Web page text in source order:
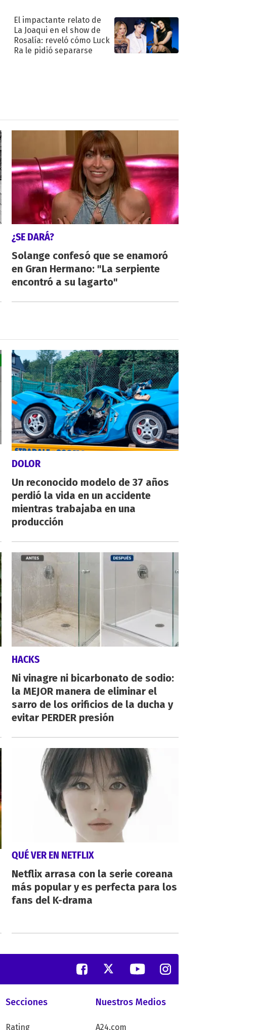
El impactante relato de
La Joaqui en el show de
Rosalía: reveló cómo Luck
Ra le pidió separarse
¿SE DARÁ?
Solange confesó que se enamoró
en Gran Hermano: "La serpiente
encontró a su lagarto"
DOLOR
Un reconocido modelo de 37 años
perdió la vida en un accidente
mientras trabajaba en una
producción
HACKS
Ni vinagre ni bicarbonato de sodio:
la MEJOR manera de eliminar el
sarro de los orificios de la ducha y
evitar PERDER presión
QUÉ VER EN NETFLIX
Netflix arrasa con la serie coreana
más popular y es perfecta para los
fans del K-drama
Secciones
Rating
Nuestros Medios
A24.com